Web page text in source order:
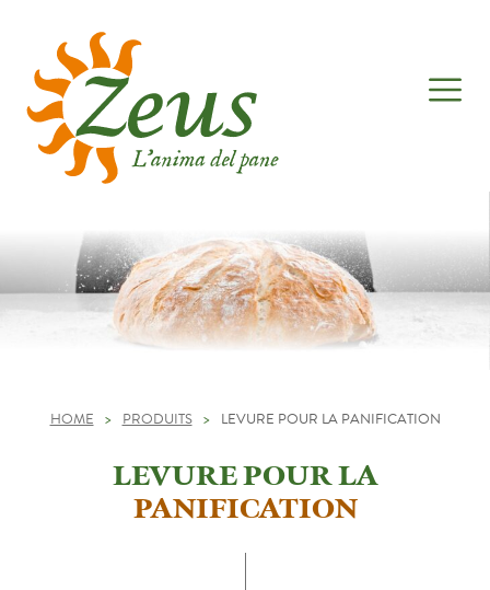
HOME > PRODUITS > LEVURE POUR LA PANIFICATION
LEVURE POUR LA
PANIFICATION